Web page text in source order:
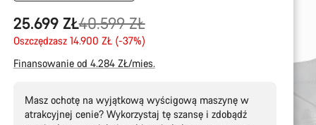
25.699 ZŁ
Oryginalna
cena
40.599 ZŁ
Oszczędzasz 14.900 ZŁ (-37%)
Finansowanie od 4.284 ZŁ/mies.
Masz ochotę na wyjątkową wyścigową maszynę w
atrakcyjnej cenie? Wykorzystaj tę szansę i zdobądź